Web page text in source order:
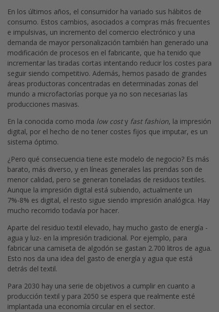
En los últimos años, el consumidor ha variado sus hábitos de
consumo. Estos cambios, asociados a compras más frecuentes
e impulsivas, un incremento del comercio electrónico y una
demanda de mayor personalización también han generado una
modificación de procesos en el fabricante, que ha tenido que
incrementar las tiradas cortas intentando reducir los costes para
seguir siendo competitivo. Además, hemos pasado de grandes
áreas productoras concentradas en determinadas zonas del
mundo a microfactorías porque ya no son necesarias las
producciones masivas.
En la conocida como moda low costy fast fashion, la impresión
digital, por el hecho de no tener costes fijos que imputar, es un
sistema óptimo.
¿Pero qué consecuencia tiene este modelo de negocio? Es más
barato, más diverso, y en líneas generales las prendas son de
menor calidad, pero se generan toneladas de residuos textiles.
Aunque la impresión digital está subiendo, actualmente un
7%-8% es digital, el resto sigue siendo impresión analógica. Hay
mucho recorrido todavía por hacer.
Aparte del residuo textil elevado, hay mucho gasto de energía -
agua y luz- en la impresión tradicional. Por ejemplo, para
fabricar una camiseta de algodón se gastan 2.700 litros de agua.
Esto nos da una idea del gasto de energía y agua que está
detrás del textil.
Para 2030 hay una serie de objetivos a cumplir en cuanto a
producción textil y para 2050 se espera que realmente esté
implantada una economía circular en el sector.